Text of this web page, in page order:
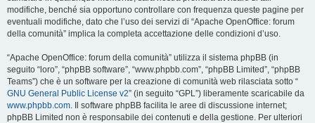
modifiche, benché sia opportuno controllare con frequenza queste pagine per
eventuali modifiche, dato che l’uso dei servizi di “Apache OpenOffice: forum
della comunità” implica la completa accettazione delle condizioni d’uso.
“Apache OpenOffice: forum della comunità” utilizza il sistema phpBB (in
seguito “loro”, “phpBB software”, “www.phpbb.com”, “phpBB Limited”, “phpBB
Teams”) che è un software per la creazione di comunità web rilasciata sotto “
GNU General Public License v2” (in seguito “GPL”) liberamente scaricabile da
www.phpbb.com. Il software phpBB facilita le aree di discussione internet;
phpBB Limited non è responsabile dei contenuti e della gestione. Per ulteriori